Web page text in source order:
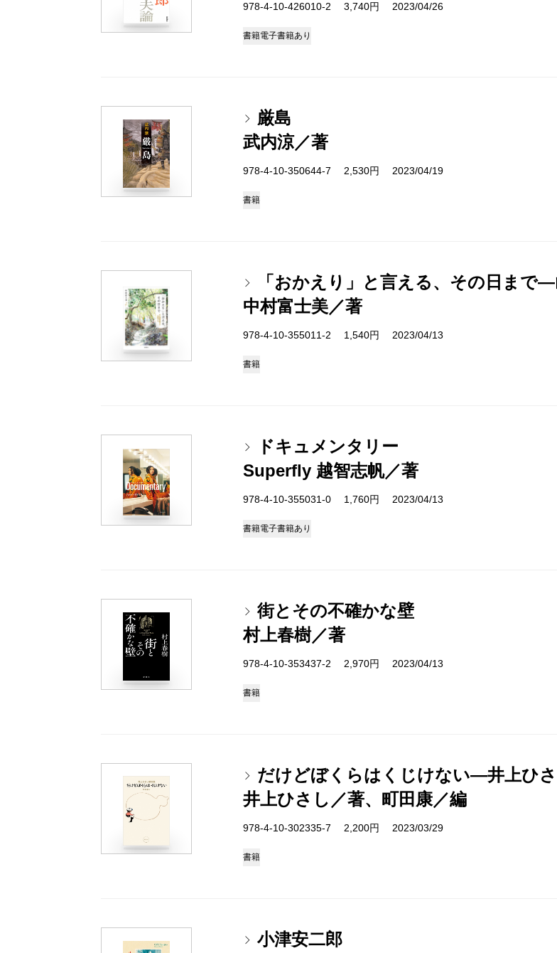
978-4-10-426010-2 3,740円 2023/04/26
書籍電子書籍あり
厳島
武内涼／著
978-4-10-350644-7 2,530円 2023/04/19
書籍
「おかえり」と言える、その日まで
中村富士美／著
978-4-10-355011-2 1,540円 2023/04/13
書籍
ドキュメンタリー
Superfly 越智志帆／著
978-4-10-355031-0 1,760円 2023/04/13
書籍電子書籍あり
街とその不確かな壁
村上春樹／著
978-4-10-353437-2 2,970円 2023/04/13
書籍
だけどぼくらはくじけない―井上ひ
井上ひさし／著、町田康／編
978-4-10-302335-7 2,200円 2023/03/29
書籍
小津安二郎